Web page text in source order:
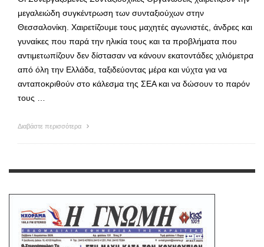
μεγαλειώδη συγκέντρωση των συνταξιούχων στην
Θεσσαλονίκη. Χαιρετίζουμε τους μαχητές αγωνιστές, άνδρες και
γυναίκες που παρά την ηλικία τους και τα προβλήματα που
αντιμετωπίζουν δεν δίστασαν να κάνουν εκατοντάδες χιλιόμετρα
από όλη την Ελλάδα, ταξιδεύοντας μέρα και νύχτα για να
ανταποκριθούν στο κάλεσμα της ΣΕΑ και να δώσουν το παρόν
τους …
Διαβάστε περισσότερα